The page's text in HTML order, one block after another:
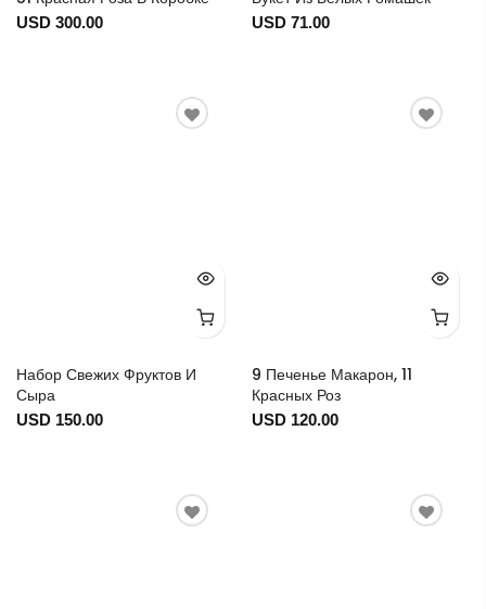
USD 300.00 USD 71.00
Набор Свежих Фруктов И
Сыра
USD 150.00
9 Печенье Макарон, 11
Красных Роз
USD 120.00